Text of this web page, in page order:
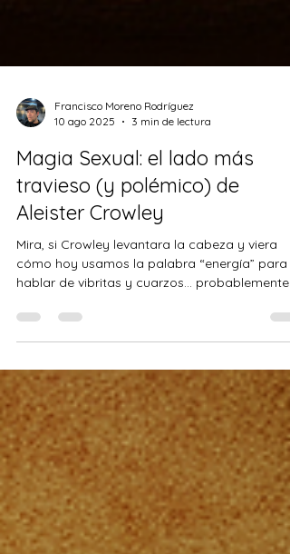
10 ago 2025
3 min de lectura
Magia Sexual: el lado más
travieso (y polémico) de
Aleister Crowley
Mira, si Crowley levantara la cabeza y viera
hablar de vibritas y cuarzos... probablemente